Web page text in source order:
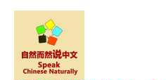
Skip
content